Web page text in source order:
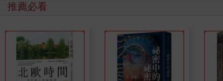
推薦必看